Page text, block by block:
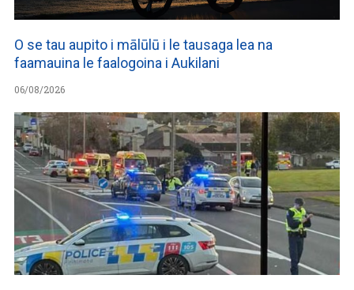
O se tau aupito i mālūlū i le tausaga lea na
faamauina le faalogoina i Aukilani
06/08/2026